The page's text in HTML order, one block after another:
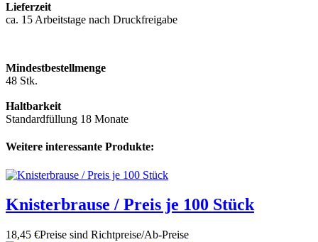
Lieferzeit
ca. 15 Arbeitstage nach Druckfreigabe
Mindestbestellmenge
48 Stk.
Haltbarkeit
Standardfüllung 18 Monate
Weitere interessante Produkte:
Knisterbrause / Preis je 100 Stück
18,45 €Preise sind Richtpreise/Ab-Preise